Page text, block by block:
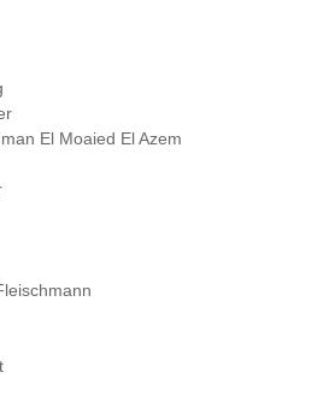
El Moaied El Azem